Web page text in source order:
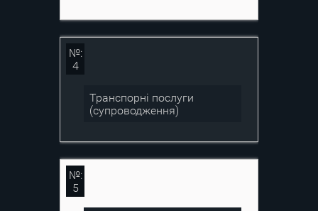
№:
4
Транспорні послуги
(супроводження)
№:
5